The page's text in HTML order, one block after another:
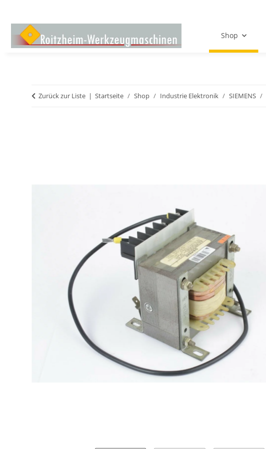
Shop
Zurück zur Liste Startseite Shop Industrie Elektronik SIEMENS